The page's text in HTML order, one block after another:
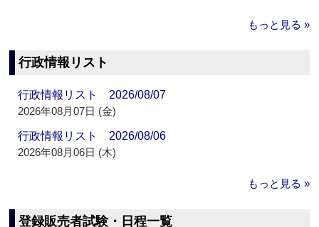
もっと見る »
行政情報リスト
行政情報リスト 2026/08/07
2026年08月07日 (金)
行政情報リスト 2026/08/06
2026年08月06日 (木)
もっと見る »
登録販売者試験・日程一覧